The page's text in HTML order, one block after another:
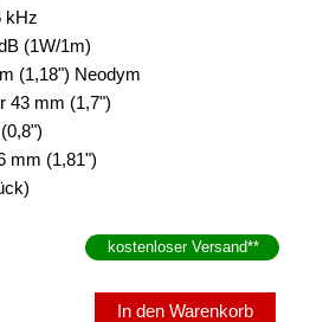
kHz
(1W/1m)
(1,18") Neodym
43 mm (1,7")
mm (1,81")
kostenloser Versand**
In den Warenkorb